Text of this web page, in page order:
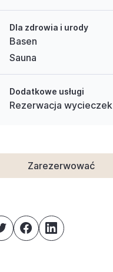
Dla zdrowia i urody
Basen
Sauna
Dodatkowe usługi
Rezerwacja wycieczek
Zarezerwować